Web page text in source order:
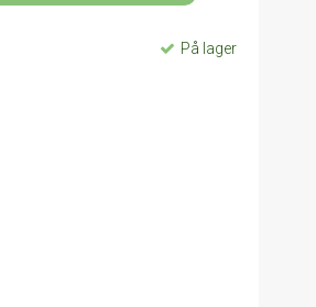
På lager